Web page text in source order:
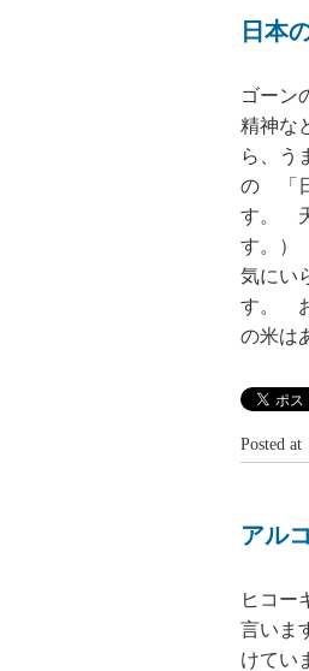
日本
ゴーン
精神な
ら、う
の 「
す。
す。）
気にい
す。
の米は
Posted
アル
ヒコー
言いま
けてい